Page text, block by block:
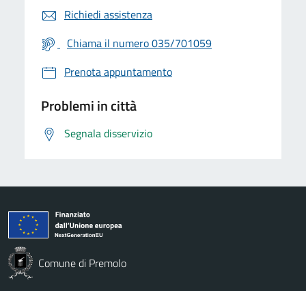
Richiedi assistenza
Chiama il numero 035/701059
Prenota appuntamento
Problemi in città
Segnala disservizio
Comune di Premolo